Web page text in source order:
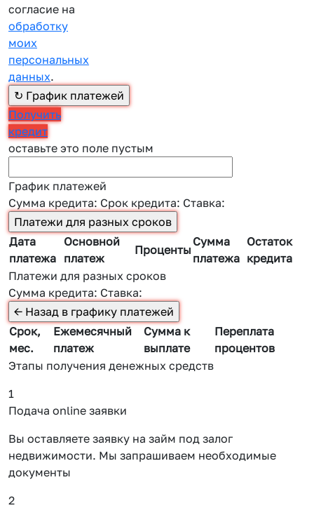
согласие на
обработку
моих
персональных
данных.
Получить
кредит
оставьте это поле пустым
График платежей
Сумма кредита: Срок кредита: Ставка:
Дата
платежа
Основной
платеж
Проценты
Сумма
платежа
Остаток
кредита
Платежи для разных сроков
Сумма кредита: Ставка:
Срок,
мес.
Ежемесячный
платеж
Сумма к
выплате
Переплата
процентов
Этапы получения денежных средств
1
Подача online заявки
Вы оставляете заявку на займ под залог
недвижимости. Мы запрашиваем необходимые
документы
2